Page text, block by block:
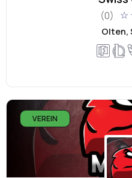
(0) ☆
Olten,
VEREIN